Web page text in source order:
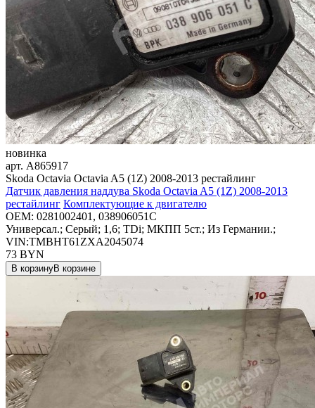
новинка
арт. A865917
Skoda Octavia Octavia A5 (1Z) 2008-2013 рестайлинг
Датчик давления наддува Skoda Octavia A5 (1Z) 2008-2013
рестайлинг Комплектующие к двигателю
OEM: 0281002401, 038906051C
Универсал.; Серый; 1,6; TDi; МКПП 5ст.; Из Германии.;
VIN:TMBHT61ZXA2045074
73 BYN
В корзинуВ корзине